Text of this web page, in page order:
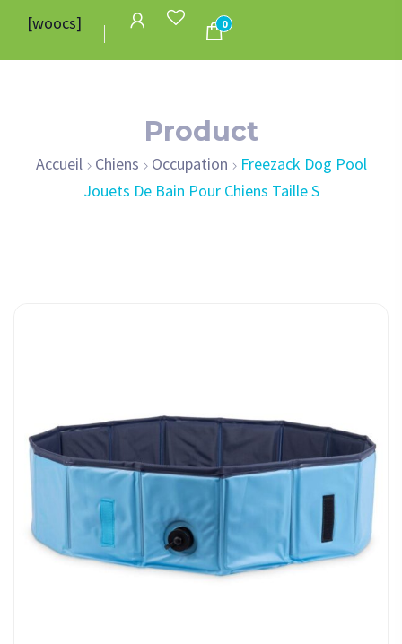
[woocs] 0
Product
Accueil Chiens Occupation
Freezack Dog Pool
Jouets De Bain Pour Chiens Taille S